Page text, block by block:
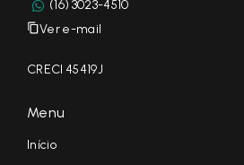
(16) 3023-4510
Ver e-mail
CRECI 45419J
Menu
Início